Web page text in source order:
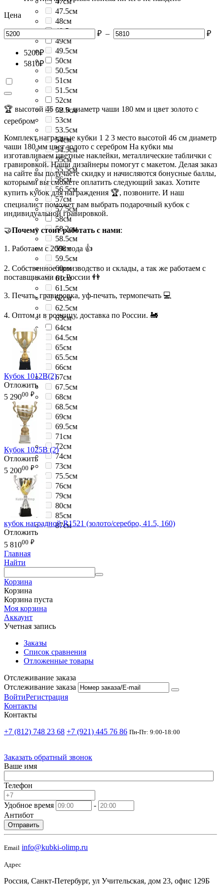
47.5см
48см
48.5см
49см
49.5см
50см
50.5см
51см
51.5см
52см
52.5см
53см
53.5см
54см
54.5см
55см
55.5см
56см
56.5см
57см
57.5см
58см
58.2см
58.5см
59см
59.5см
60см
61см
61.5см
62см
62.5см
63см
64см
64.5см
65см
65.5см
66см
67см
67.5см
68см
68.5см
69см
69.5см
71см
72см
74см
73см
75.5см
76см
79см
80см
85см
87см
Цена
₽ – ₽
5200₽
5810₽
🏆 высотой 46 см и диаметр чаши 180 мм и цвет золото с
серебром
Комплект наградные кубки 1 2 3 место высотой 46 см диаметр
чаши 180 мм цвет золото с серебром На кубки мы
изготавливаем цветные наклейки, металлические таблички с
гравировкой. Наши дизайнеры помогут с макетом. Делая заказ
на сайте вы получаете скидку и начисляются бонусные баллы,
которыми вы сможете оплатить следующий заказ. Хотите
купить кубок для награждения 🏆, позвоните. И наш
специалист поможет вам выбрать подарочный кубок с
индивидуальной гравировкой.
🤝Почему стоит работать с нами:
1. Работаем с 2008 года 👍
2. Собственное производство и склады, а так же работаем с
поставщиками по России 👬
3. Печать, гравировка, уф-печать, термопечать 💻
4. Оптом и в розницу, доставка по России. 🚂
Кубок 1012B(2)
Отложить
5 29000 ₽
Кубок 1025B (2)
Отложить
5 20000 ₽
кубок наградной R1521 (золото/серебро, 41.5, 160)
Отложить
5 81000 ₽
Главная
Найти
Корзина
Корзина
Корзина пуста
Моя корзина
Аккаунт
Учетная запись
Заказы
Список сравнения
Отложенные товары
Отслеживание заказа
Отслеживание заказа
ВойтиРегистрация
Контакты
Контакты
+7 (812) 748 23 68 +7 (921) 445 76 86 Пн-Пт: 9:00-18:00
Заказать обратный звонок
Ваше имя
Телефон
Удобное время
-
Антибот
Отправить
Email info@kubki-olimp.ru
Адрес
Россия, Санкт-Петербург, ул Учительская, дом 23, офис 129Б